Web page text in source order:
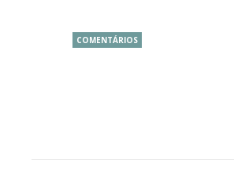
COMENTÁRIOS